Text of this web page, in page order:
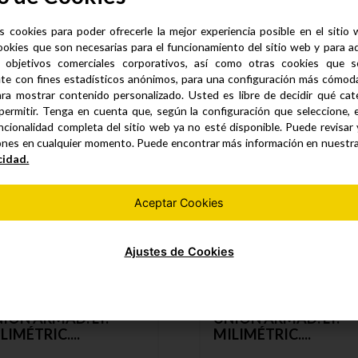
Productos similares
ARMAD. LT.
UNION ARMAD. LT.
MILIMÉTRIC....
cookies para poder ofrecerle la mejor experiencia posible en el sitio
que son necesarias para el funcionamiento del sitio web y para
objetivos comerciales corporativos, así como otras cookies que
con fines estadísticos anónimos, para una configuración más
mostrar contenido personalizado. Usted es libre de decidir qué
Tenga en cuenta que, según la configuración que seleccione,
completa del sitio web ya no esté disponible. Puede revisar
en cualquier momento. Puede encontrar más información en nuestra
Aceptar Cookies
Ajustes de Cookies